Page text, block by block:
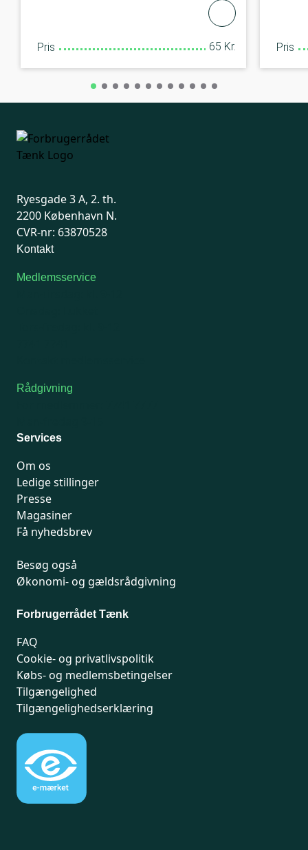
Pris 65 Kr. Pris
Ryesgade 3 A, 2. th.
2200 København N.
CVR-nr: 63870528
Kontakt
Medlemsservice
Rådgivning
Services
Om os
Ledige stillinger
Presse
Magasiner
Få nyhedsbrev
Besøg også
Økonomi- og gældsrådgivning
Forbrugerrådet Tænk
FAQ
Cookie- og privatlivspolitik
Købs- og medlemsbetingelser
Tilgængelighed
Tilgængelighedserklæring